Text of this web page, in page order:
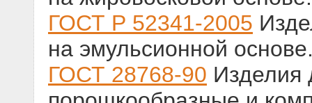
ГОСТ Р 52341-2005
на эмульсионной
ГОСТ 28768-90 Изделия